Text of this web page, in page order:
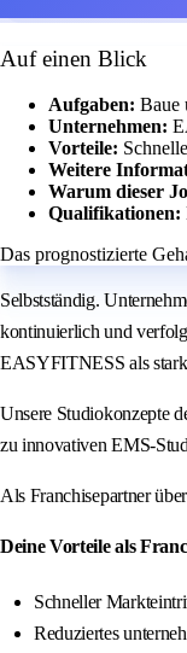
Auf einen Blick
Aufgaben: Baue
Unternehmen:
Vorteile:
Weitere
Warum dieser
Qualifikationen:
Das prognostizierte
Selbstständig.
kontinuierlich und
EASYFITNESS als
Unsere Studiokonzepte
zu innovativen EMS-
Als Franchisepartner
Deine Vorteile als
Schneller
Reduziertes